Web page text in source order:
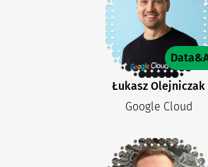
Łukasz Olejniczak
Google Cloud